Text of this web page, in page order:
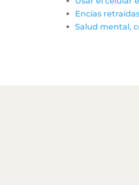
Encías
Salud mental,